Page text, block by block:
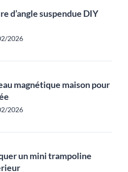
d’angle suspendue DIY
2026
magnétique maison pour
2026
un mini trampoline